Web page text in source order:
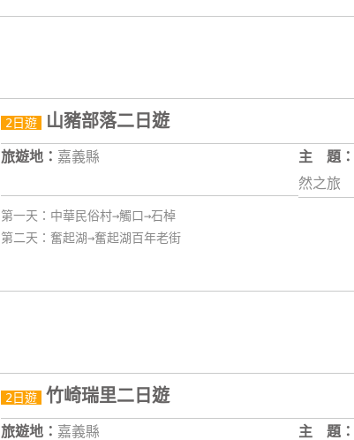
2日遊 山豬部落二日遊
旅遊地： 嘉義縣 主 題：
然之旅
第一天：中華民俗村→觸口→石棹
第二天：奮起湖→奮起湖百年老街
2日遊 竹崎瑞里二日遊
旅遊地： 嘉義縣 主 題：